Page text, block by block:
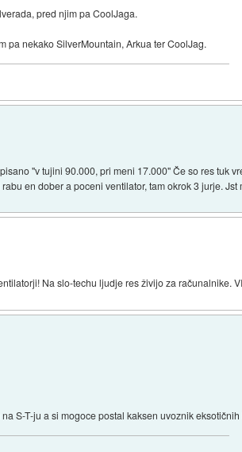
pred njim pa CoolJaga.
pa nekako SilverMountain, Arkua ter CoolJag.
"v tujini 90.000, pri meni 17.000" Če so res tuk
en dober a poceni ventilator, tam okrok 3 jurje.
Na slo-techu ljudje res živijo za računalnike.
S-T-ju a si mogoce postal kaksen uvoznik